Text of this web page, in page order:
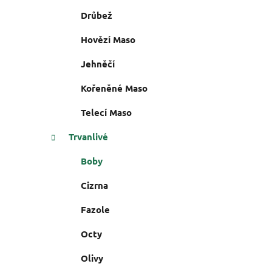
Drůbež
Hovězí Maso
Jehněčí
Kořeněné Maso
Telecí Maso
Trvanlivé
Boby
Cizrna
Fazole
Octy
Olivy